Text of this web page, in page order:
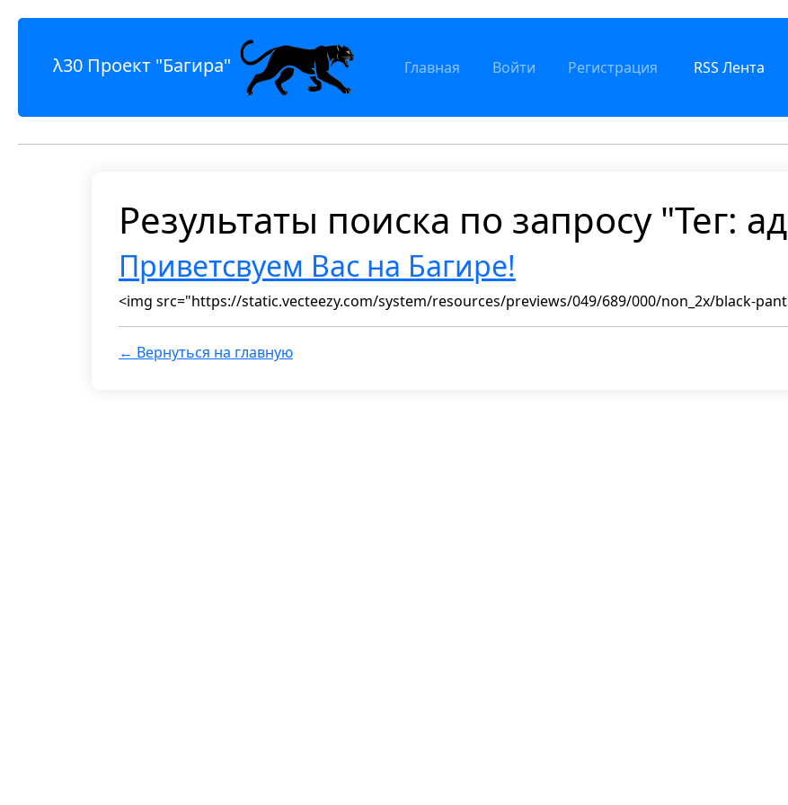
λ30 Проект "Багира" Главная Войти Регистрация RSS Лента
Результаты поиска по запросу "Тег:
Приветсвуем Вас на Багире!
<img src="https://static.vecteezy.com/system/resources/previews/049/689/000/non_2x/black-
← Вернуться на главную